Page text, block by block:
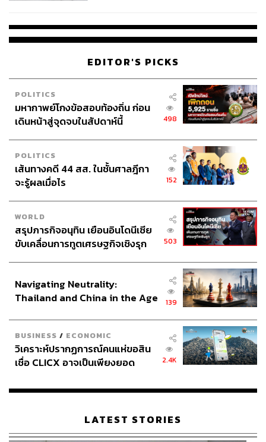
731
ABOUT THE AUTHOR
วาราดา ทองจำนงค์
Content Creator สำนักข่าว THE
STANDARD WEALTH
EDITOR'S PICKS
POLITICS
มหากาพย์โกงข้อสอบท้องถิ่น ก่อน
เดินหน้าสู่จุดจบในสัปดาห์นี้
498
POLITICS
เส้นทางคดี 44 สส. ในชั้นศาลฎีกา
จะรู้ผลเมื่อไร
152
WORLD
สรุปภารกิจอนุทิน เยือนอินโดนีเซีย
ขับเคลื่อนการทูตเศรษฐกิจเชิงรุก
503
Navigating Neutrality:
Thailand and China in the Age
139
BUSINESS / ECONOMIC
วิเคราะห์ปรากฏการณ์คนแห่ขอสิน
เชื่อ CLICX อาจเป็นเพียงยอด
เรือนไทยที่ถูกซุกไว้
2.4K
LATEST STORIES